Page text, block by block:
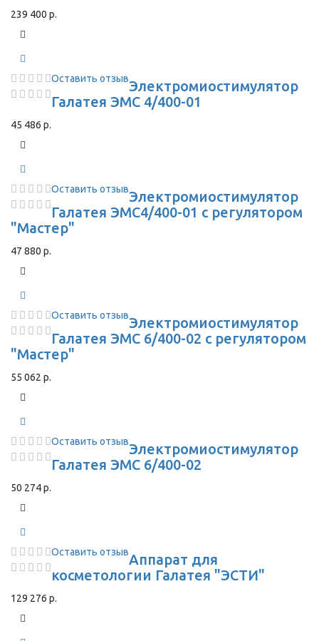
239 400 р.
Оставить отзывЭлектромиостимулятор
Галатея ЭМС 4/400-01
45 486 р.
Оставить отзывЭлектромиостимулятор
Галатея ЭМС4/400-01 с регулятором
"Мастер"
47 880 р.
Оставить отзывЭлектромиостимулятор
Галатея ЭМС 6/400-02 с регулятором
"Мастер"
55 062 р.
Оставить отзывЭлектромиостимулятор
Галатея ЭМС 6/400-02
50 274 р.
Оставить отзывАппарат для
косметологии Галатея "ЭСТИ"
129 276 р.